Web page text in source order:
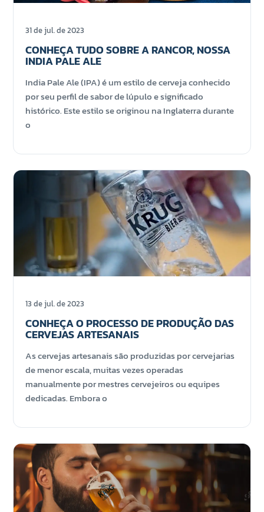
31 de jul. de 2023
CONHEÇA TUDO SOBRE A RANCOR, NOSSA
INDIA PALE ALE
India Pale Ale (IPA) é um estilo de cerveja conhecido
por seu perfil de sabor de lúpulo e significado
histórico. Este estilo se originou na Inglaterra durante
o
13 de jul. de 2023
CONHEÇA O PROCESSO DE PRODUÇÃO DAS
CERVEJAS ARTESANAIS
As cervejas artesanais são produzidas por cervejarias
de menor escala, muitas vezes operadas
manualmente por mestres cervejeiros ou equipes
dedicadas. Embora o